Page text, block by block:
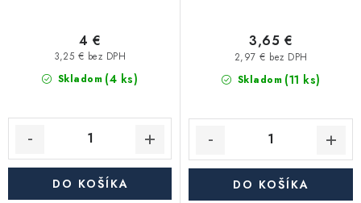
Skladom (4 ks)
3,25 € bez DPH
4 €
DO KOŠÍKA
Skladom (11 ks)
2,97 € bez DPH
3,65 €
DO KOŠÍKA